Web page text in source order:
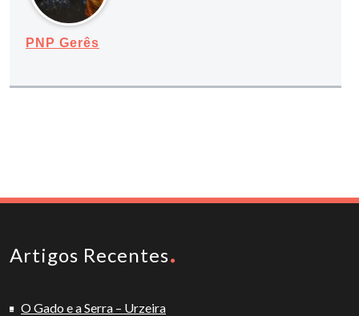
PNP Gerês
Artigos Recentes
O Gado e a Serra – Urzeira